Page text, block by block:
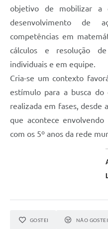
objetivo de mobilizar a
desenvolvimento de
competências em
cálculos e resolução
individuais e em equipe.
Cria-se um contexto
estímulo para a busca do
realizada em fases, desde
que acontece envolvendo
com os 5º anos da rede
GOSTEI NÃO GOSTEI